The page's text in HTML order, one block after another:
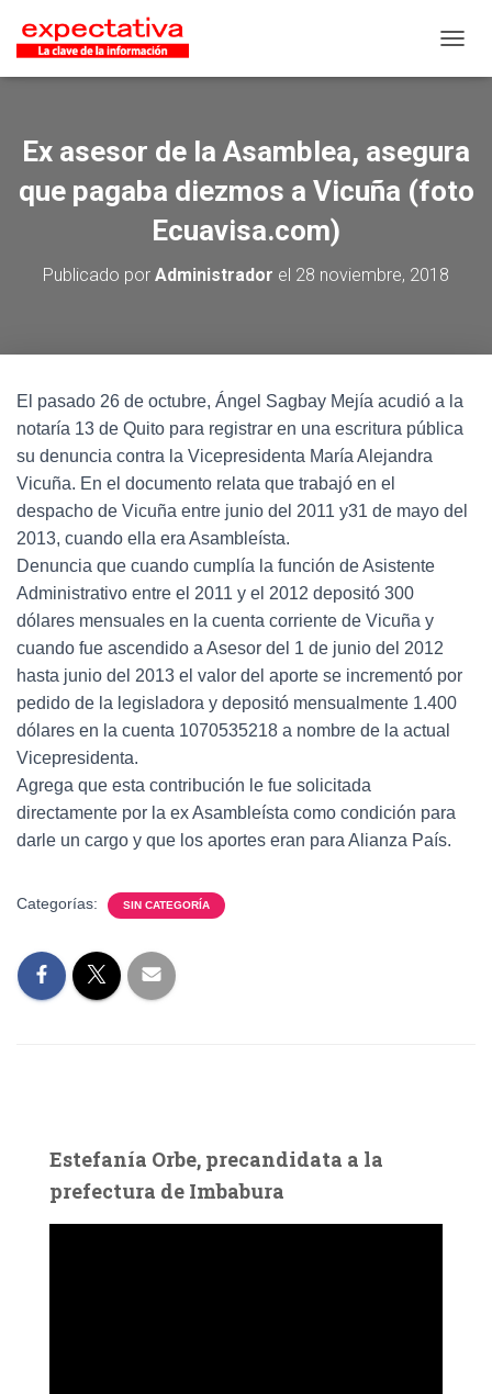
Ex asesor de la Asamblea, asegura
que pagaba diezmos a Vicuña (foto
Ecuavisa.com)
Publicado por Administrador el 28 noviembre, 2018
El pasado 26 de octubre, Ángel Sagbay Mejía acudió a la
notaría 13 de Quito para registrar en una escritura pública
su denuncia contra la Vicepresidenta María Alejandra
Vicuña. En el documento relata que trabajó en el
despacho de Vicuña entre junio del 2011 y31 de mayo del
2013, cuando ella era Asambleísta.
Denuncia que cuando cumplía la función de Asistente
Administrativo entre el 2011 y el 2012 depositó 300
dólares mensuales en la cuenta corriente de Vicuña y
cuando fue ascendido a Asesor del 1 de junio del 2012
hasta junio del 2013 el valor del aporte se incrementó por
pedido de la legisladora y depositó mensualmente 1.400
dólares en la cuenta 1070535218 a nombre de la actual
Vicepresidenta.
Agrega que esta contribución le fue solicitada
directamente por la ex Asambleísta como condición para
darle un cargo y que los aportes eran para Alianza País.
Categorías: SIN CATEGORÍA
Estefanía Orbe, precandidata a la
prefectura de Imbabura